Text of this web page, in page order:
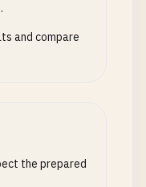
and compare
the prepared